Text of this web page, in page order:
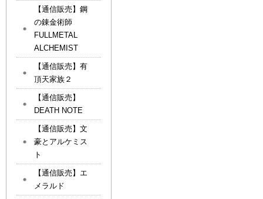
【通信販売】鋼
の錬金術師
FULLMETAL
ALCHEMIST
【通信販売】有
頂天家族２
【通信販売】
DEATH NOTE
【通信販売】文
豪とアルケミス
ト
【通信販売】エ
メラルド